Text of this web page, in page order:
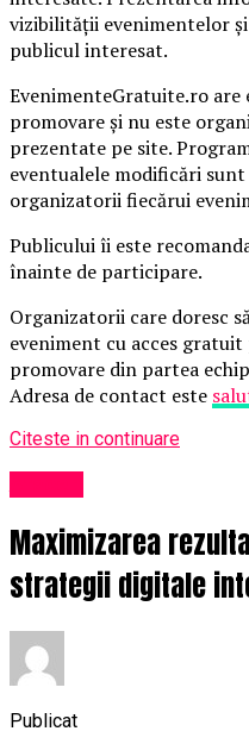
vizibilității evenimentelor
publicul interesat.
EvenimenteGratuite.ro
promovare și nu este
prezentate pe site.
eventualele modificări
organizatorii fiecărui
Publicului îi este
înainte de participare.
Organizatorii care doresc
eveniment cu acces
promovare din partea
Adresa de contact este
Citeste in continuare
Maximizarea
strategii digitale
Publicat